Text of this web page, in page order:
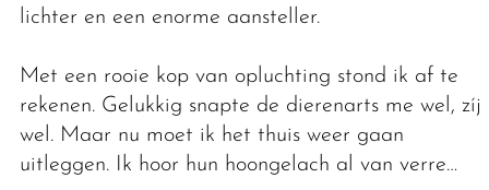
lichter en een enorme aansteller.
Met een rooie kop van opluchting stond ik af te
rekenen. Gelukkig snapte de dierenarts me wel, zíj
wel. Maar nu moet ik het thuis weer gaan
uitleggen. Ik hoor hun hoongelach al van verre…